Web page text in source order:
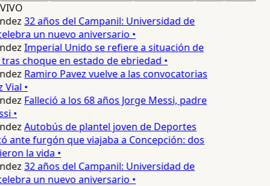
VIVO
32 años del Campanil: Universidad de
un nuevo aniversario •
Imperial Unido se refiere a situación de
choque en estado de ebriedad •
Ramiro Pavez vuelve a las convocatorias
•
Falleció a los 68 años Jorge Messi, padre
•
Autobús de plantel joven de Deportes
ante furgón que viajaba a Concepción: dos
la vida •
32 años del Campanil: Universidad de
un nuevo aniversario •